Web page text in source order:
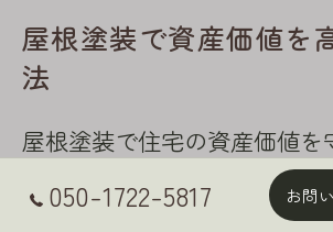
屋根塗装で資産価値を
法
屋根塗装で住宅の資産価値を
屋根塗装は、住宅の資産価値を長期
050-1722-5817 お問